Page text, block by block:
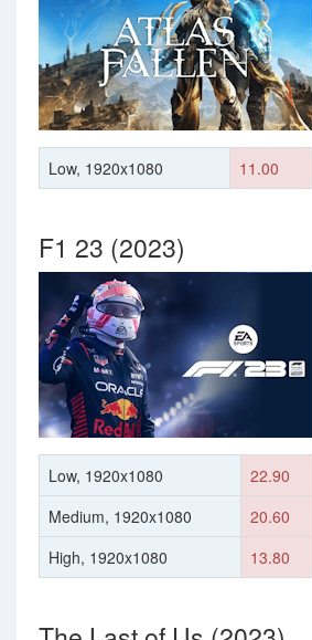
Low, 1920x1080 11.00
F1 23 (2023)
Low, 1920x1080
22.90
Medium, 1920x1080
20.60
High, 1920x1080
13.80